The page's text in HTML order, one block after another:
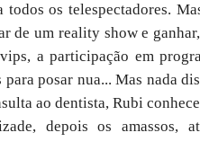
todos os telespectadores.
de um reality show e
a participação em
posar nua... Mas nada
ao dentista, Rubi
depois os amassos,